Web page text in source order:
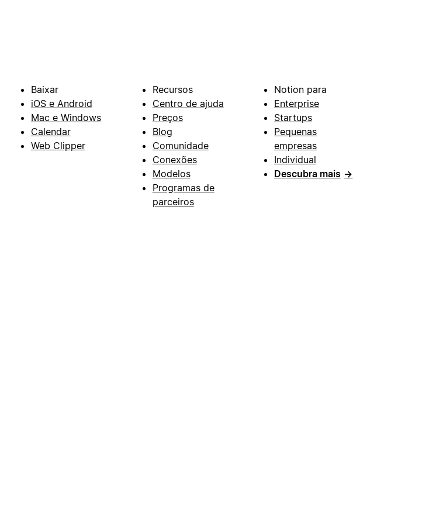
Baixar
iOS e Android
Mac e Windows
Calendar
Web Clipper
Recursos
Centro de ajuda
Preços
Blog
Comunidade
Conexões
Modelos
Programas de
parceiros
Notion para
Enterprise
Startups
Pequenas
empresas
Individual
Descubra mais →